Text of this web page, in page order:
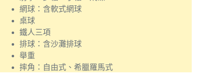
網球：含軟式網球
桌球
鐵人三項
排球：含沙灘排球
舉重
摔角：自由式、希臘羅馬式